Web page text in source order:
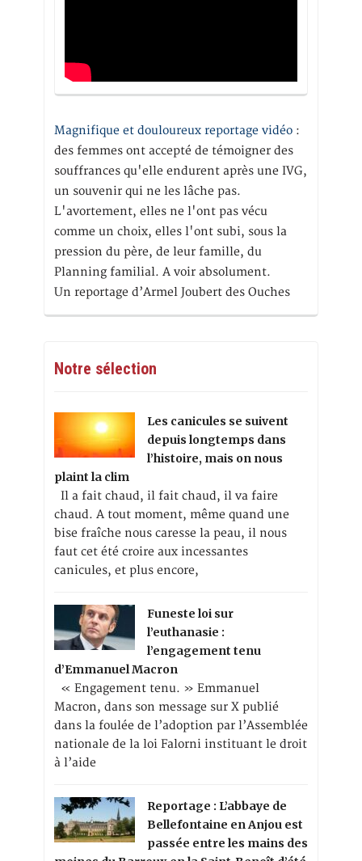
Magnifique et douloureux reportage vidéo :
des femmes ont accepté de témoigner des
souffrances qu'elle endurent après une IVG,
un souvenir qui ne les lâche pas.
L'avortement, elles ne l'ont pas vécu
comme un choix, elles l'ont subi, sous la
pression du père, de leur famille, du
Planning familial. A voir absolument.
Un reportage d’Armel Joubert des Ouches
Notre sélection
Les canicules se suivent
depuis longtemps dans
l’histoire, mais on nous
plaint la clim
Il a fait chaud, il fait chaud, il va faire
chaud. A tout moment, même quand une
bise fraîche nous caresse la peau, il nous
faut cet été croire aux incessantes
canicules, et plus encore,
Funeste loi sur
l’euthanasie :
l’engagement tenu
d’Emmanuel Macron
« Engagement tenu. » Emmanuel
Macron, dans son message sur X publié
dans la foulée de l’adoption par l’Assemblée
nationale de la loi Falorni instituant le droit
à l’aide
Reportage : L’abbaye de
Bellefontaine en Anjou est
passée entre les mains des